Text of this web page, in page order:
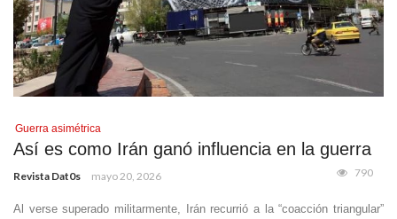
Guerra asimétrica
Así es como Irán ganó influencia en la guerra
Revista Dat0s mayo 20, 2026 790
Al verse superado militarmente, Irán recurrió a la “coacción triangular”